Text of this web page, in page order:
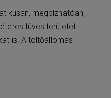
megbízhatóan,
füves területet.
is. A töltőállomás